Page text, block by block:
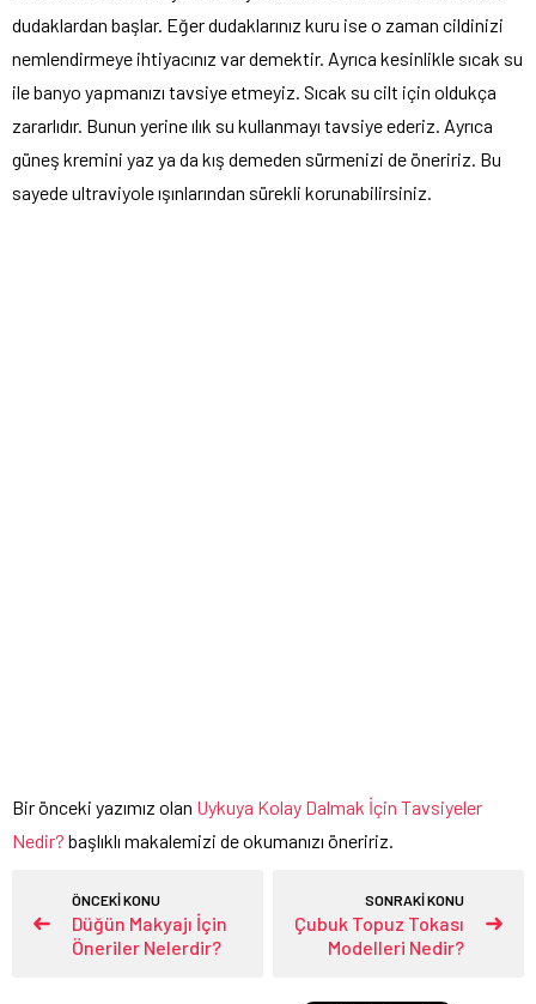
dudaklardan başlar. Eğer dudaklarınız kuru ise o zaman cildinizi
nemlendirmeye ihtiyacınız var demektir. Ayrıca kesinlikle sıcak su
ile banyo yapmanızı tavsiye etmeyiz. Sıcak su cilt için oldukça
zararlıdır. Bunun yerine ılık su kullanmayı tavsiye ederiz. Ayrıca
güneş kremini yaz ya da kış demeden sürmenizi de öneririz. Bu
sayede ultraviyole ışınlarından sürekli korunabilirsiniz.
Bir önceki yazımız olan Uykuya Kolay Dalmak İçin Tavsiyeler
Nedir? başlıklı makalemizi de okumanızı öneririz.
ÖNCEKİ KONU
Düğün Makyajı İçin
Öneriler Nelerdir?
SONRAKİ KONU
Çubuk Topuz Tokası
Modelleri Nedir?